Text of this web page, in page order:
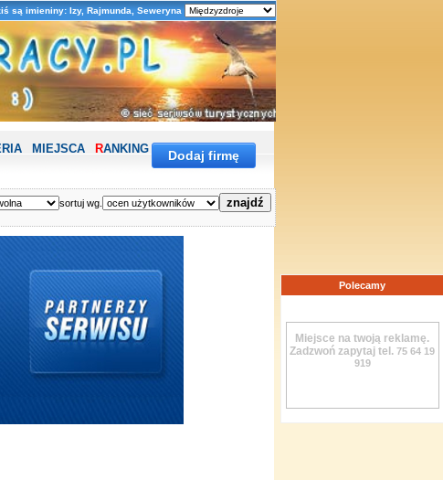
są imieniny: Izy, Rajmunda, Seweryna
MIEJSCA RANKING POGODA
Dodaj firmę
sortuj wg.
Polecamy
Miejsce na twoją reklamę.
Zadzwoń zapytaj tel. 75 64 19
919